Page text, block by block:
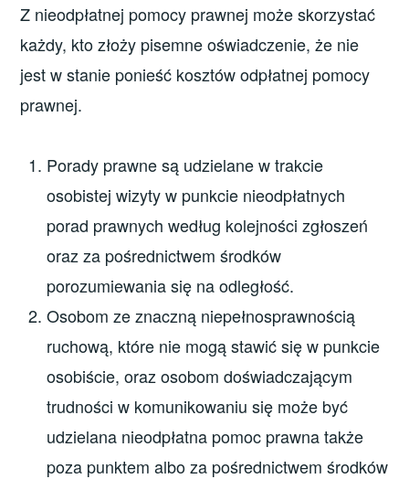
Z nieodpłatnej pomocy prawnej może skorzystać
każdy, kto złoży pisemne oświadczenie, że nie
jest w stanie ponieść kosztów odpłatnej pomocy
prawnej.
Porady prawne są udzielane w trakcie
osobistej wizyty w punkcie nieodpłatnych
porad prawnych według kolejności zgłoszeń
oraz za pośrednictwem środków
porozumiewania się na odległość.
Osobom ze znaczną niepełnosprawnością
ruchową, które nie mogą stawić się w punkcie
osobiście, oraz osobom doświadczającym
trudności w komunikowaniu się może być
udzielana nieodpłatna pomoc prawna także
poza punktem albo za pośrednictwem środków